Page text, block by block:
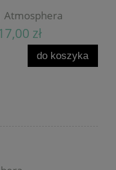
Atmosphera
zł
do koszyka